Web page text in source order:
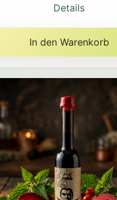
Details
In den Warenkorb